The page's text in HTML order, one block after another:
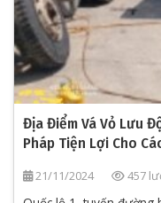
Địa Điểm Vá Vỏ Lưu
Pháp Tiện Lợi Cho
21/11/2024 457